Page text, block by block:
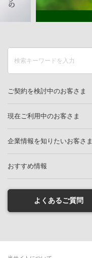
ご契約を検討中のお客さま
現在ご利用中のお客さま
企業情報を知りたいお客さま
おすすめ情報
よくあるご質問